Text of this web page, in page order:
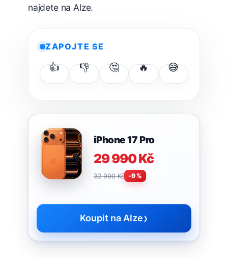
najdete na Alze.
ZAPOJTE SE
👍 👎 🤔 🔥 😅
iPhone 17 Pro
29 990 Kč
32 990 Kč -9 %
Koupit na Alze›